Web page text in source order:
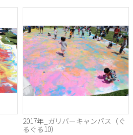
2017年_ガリバーキャンバス（ぐ
るぐる10）